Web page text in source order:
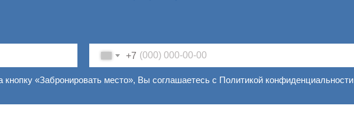
+7
кнопку «Забронировать место», Вы соглашаетесь с Политикой конфиденциальности